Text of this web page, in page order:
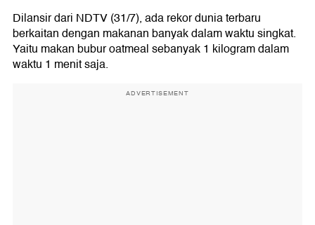
Dilansir dari NDTV (31/7), ada rekor dunia terbaru
berkaitan dengan makanan banyak dalam waktu singkat.
Yaitu makan bubur oatmeal sebanyak 1 kilogram dalam
waktu 1 menit saja.
ADVERTISEMENT